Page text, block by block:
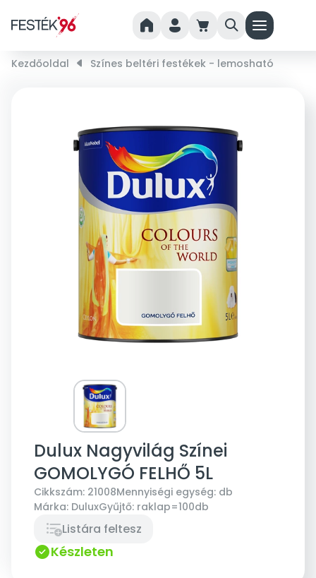
home person cart search menu
Kezdőoldal right_small Színes beltéri festékek - lemosható
Dulux Nagyvilág Színei
GOMOLYGÓ FELHŐ 5L
Cikkszám: 21008Mennyiségi egység: db
Márka: DuluxGyűjtő: raklap=100db
Listára feltesz
Készleten